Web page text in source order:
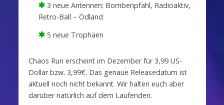
3 neue Antennen: Bombenpfahl, Radioaktiv,
Retro-Ball – Ödland
5 neue Trophäen
Chaos Run erscheint im Dezember für 3,99 US-
Dollar bzw. 3,99€. Das genaue Releasedatum ist
aktuell noch nicht bekannt. Wir halten euch aber
darüber natürlich auf dem Laufenden.